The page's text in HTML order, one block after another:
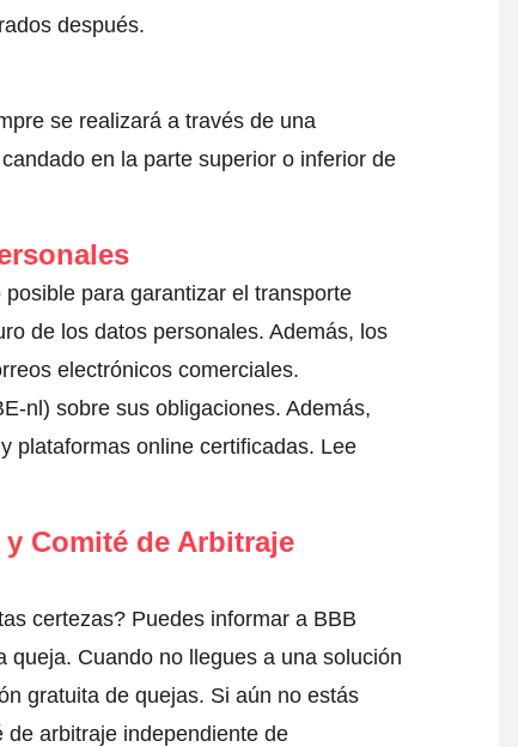
después.
se realizará a través de una
en la parte superior o inferior de
para garantizar el transporte
de los datos personales. Además, los
electrónicos comerciales.
nl) sobre sus obligaciones. Además,
plataformas online certificadas. Lee
Comité de Arbitraje
certezas? Puedes informar a BBB
queja. Cuando no llegues a una solución
gratuita de quejas. Si aún no estás
arbitraje independiente de